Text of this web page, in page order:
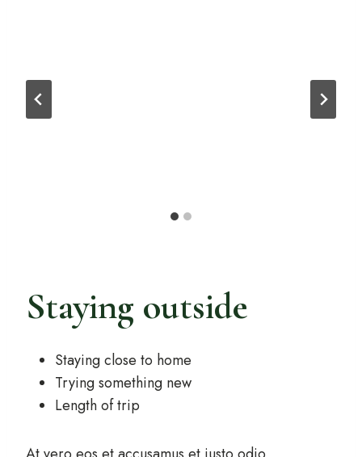
Staying outside
Staying close to home
Trying something new
Length of trip